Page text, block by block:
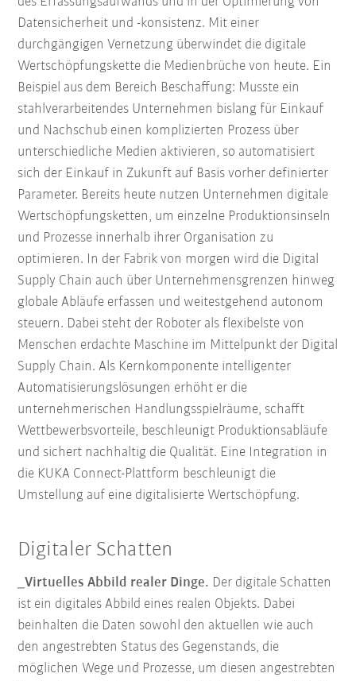
Datensicherheit und -konsistenz. Mit einer
durchgängigen Vernetzung überwindet die digitale
Wertschöpfungskette die Medienbrüche von heute. Ein
Beispiel aus dem Bereich Beschaffung: Musste ein
stahlverarbeitendes Unternehmen bislang für Einkauf
und Nachschub einen komplizierten Prozess über
unterschiedliche Medien aktivieren, so automatisiert
sich der Einkauf in Zukunft auf Basis vorher definierter
Parameter. Bereits heute nutzen Unternehmen digitale
Wertschöpfungsketten, um einzelne Produktionsinseln
und Prozesse innerhalb ihrer Organisation zu
optimieren. In der Fabrik von morgen wird die Digital
Supply Chain auch über Unternehmensgrenzen hinweg
globale Abläufe erfassen und weitestgehend autonom
steuern. Dabei steht der Roboter als flexibelste von
Menschen erdachte Maschine im Mittelpunkt der Digital
Supply Chain. Als Kernkomponente intelligenter
Automatisierungslösungen erhöht er die
unternehmerischen Handlungsspielräume, schafft
Wettbewerbsvorteile, beschleunigt Produktionsabläufe
und sichert nachhaltig die Qualität. Eine Integration in
die KUKA Connect-Plattform beschleunigt die
Umstellung auf eine digitalisierte Wertschöpfung.
Digitaler Schatten
_Virtuelles Abbild realer Dinge. Der digitale Schatten
ist ein digitales Abbild eines realen Objekts. Dabei
beinhalten die Daten sowohl den aktuellen wie auch
den angestrebten Status des Gegenstands, die
möglichen Wege und Prozesse, um diesen angestrebten